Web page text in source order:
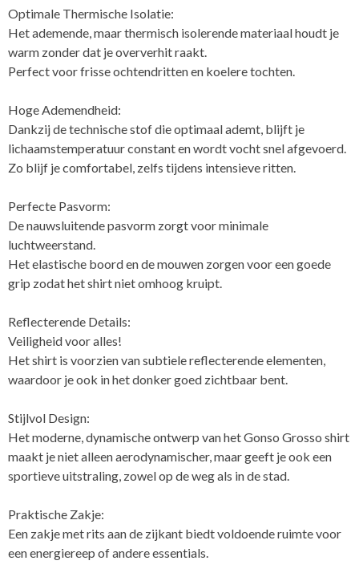
Optimale Thermische Isolatie:
Het ademende, maar thermisch isolerende materiaal houdt je
warm zonder dat je oververhit raakt.
Perfect voor frisse ochtendritten en koelere tochten.
Hoge Ademendheid:
Dankzij de technische stof die optimaal ademt, blijft je
lichaamstemperatuur constant en wordt vocht snel afgevoerd.
Zo blijf je comfortabel, zelfs tijdens intensieve ritten.
Perfecte Pasvorm:
De nauwsluitende pasvorm zorgt voor minimale
luchtweerstand.
Het elastische boord en de mouwen zorgen voor een goede
grip zodat het shirt niet omhoog kruipt.
Reflecterende Details:
Veiligheid voor alles!
Het shirt is voorzien van subtiele reflecterende elementen,
waardoor je ook in het donker goed zichtbaar bent.
Stijlvol Design:
Het moderne, dynamische ontwerp van het Gonso Grosso shirt
maakt je niet alleen aerodynamischer, maar geeft je ook een
sportieve uitstraling, zowel op de weg als in de stad.
Praktische Zakje:
Een zakje met rits aan de zijkant biedt voldoende ruimte voor
een energiereep of andere essentials.